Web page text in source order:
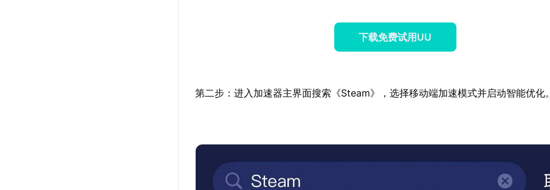
下载免费试用UU
第二步：进入加速器主界面搜索《Steam》，选择移动端加速模式并启动智能优化。